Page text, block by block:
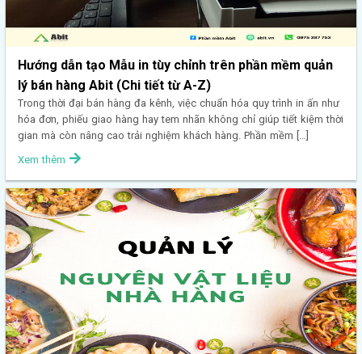
Hướng dẫn tạo Mẫu in tùy chỉnh trên phần mềm quản
lý bán hàng Abit (Chi tiết từ A-Z)
Trong thời đại bán hàng đa kênh, việc chuẩn hóa quy trình in ấn như
hóa đơn, phiếu giao hàng hay tem nhãn không chỉ giúp tiết kiệm thời
gian mà còn nâng cao trải nghiệm khách hàng. Phần mềm […]
Xem thêm